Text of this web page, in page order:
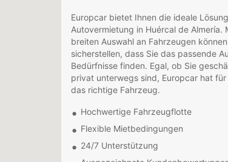
Europcar bietet Ihnen die ideale
Autovermietung in Huércal de Almería.
breiten Auswahl an Fahrzeugen
sicherstellen, dass Sie das passende
Bedürfnisse finden. Egal, ob Sie
privat unterwegs sind, Europcar hat für
das richtige Fahrzeug.
Hochwertige Fahrzeugflotte
Flexible Mietbedingungen
24/7 Unterstützung